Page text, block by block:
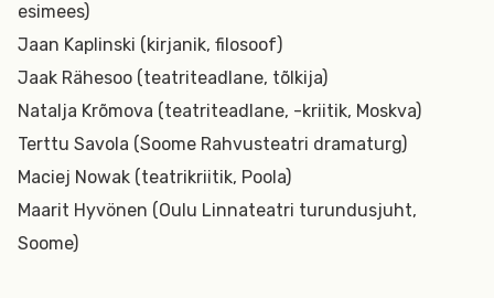
esimees)
Jaan Kaplinski (kirjanik, filosoof)
Jaak Rähesoo (teatriteadlane, tõlkija)
Natalja Krõmova (teatriteadlane, -kriitik, Moskva)
Terttu Savola (Soome Rahvusteatri dramaturg)
Maciej Nowak (teatrikriitik, Poola)
Maarit Hyvönen (Oulu Linnateatri turundusjuht,
Soome)